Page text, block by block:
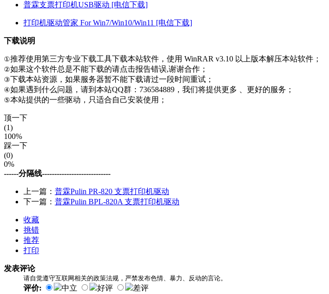
普霖支票打印机USB驱动 [电信下载]
打印机驱动管家 For Win7/Win10/Win11 [电信下载]
下载说明
①推荐使用第三方专业下载工具下载本站软件，使用 WinRAR v3.10 以上版本解压本站软件；
②如果这个软件总是不能下载的请点击报告错误,谢谢合作；
③下载本站资源，如果服务器暂不能下载请过一段时间重试；
④如果遇到什么问题，请到本站QQ群：736584889，我们将提供更多 、更好的服务；
⑤本站提供的一些驱动，只适合自己安装使用；
顶一下
(1)
100%
踩一下
(0)
0%
------分隔线----------------------------
上一篇： 普霖Pulin PR-820 支票打印机驱动
下一篇： 普霖Pulin BPL-820A 支票打印机驱动
收藏
挑错
推荐
打印
发表评论
请自觉遵守互联网相关的政策法规，严禁发布色情、暴力、反动的言论。
评价: 中立 好评 差评